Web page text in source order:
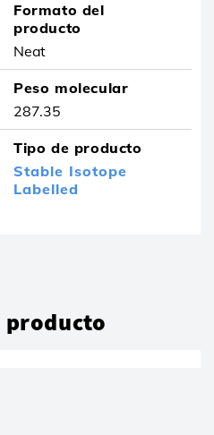
Formato del
producto
Neat
Peso molecular
287.35
Tipo de producto
Stable Isotope
Labelled